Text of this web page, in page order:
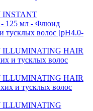
INSTANT
125 мл - Флюид
тусклых волос [pH4.0-
HAIR
и тусклых волос
HAIR
и тусклых волос
ILLUMINATING